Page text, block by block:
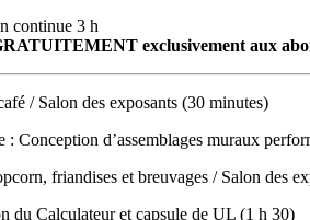
continue 3 h
exclusivement aux
/ Salon des exposants (30 minutes)
: Conception d’assemblages muraux
friandises et breuvages / Salon des
du Calculateur et capsule de UL (1 h 30)